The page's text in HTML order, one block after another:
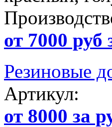
от 7000 руб
Резиновые
Артикул:
от 8000 за